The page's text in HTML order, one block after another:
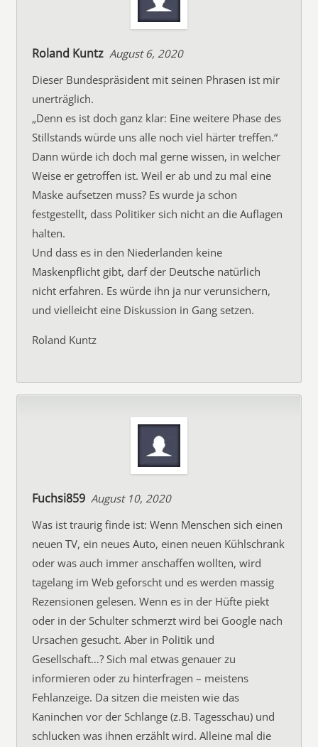
Roland Kuntz August 6, 2020
Dieser Bundespräsident mit seinen Phrasen ist mir
unerträglich.
„Denn es ist doch ganz klar: Eine weitere Phase des
Stillstands würde uns alle noch viel härter treffen.“
Dann würde ich doch mal gerne wissen, in welcher
Weise er getroffen ist. Weil er ab und zu mal eine
Maske aufsetzen muss? Es wurde ja schon
festgestellt, dass Politiker sich nicht an die Auflagen
halten.
Und dass es in den Niederlanden keine
Maskenpflicht gibt, darf der Deutsche natürlich
nicht erfahren. Es würde ihn ja nur verunsichern,
und vielleicht eine Diskussion in Gang setzen.
Roland Kuntz
Fuchsi859 August 10, 2020
Was ist traurig finde ist: Wenn Menschen sich einen
neuen TV, ein neues Auto, einen neuen Kühlschrank
oder was auch immer anschaffen wollten, wird
tagelang im Web geforscht und es werden massig
Rezensionen gelesen. Wenn es in der Hüfte piekt
oder in der Schulter schmerzt wird bei Google nach
Ursachen gesucht. Aber in Politik und
Gesellschaft…? Sich mal etwas genauer zu
informieren oder zu hinterfragen – meistens
Fehlanzeige. Da sitzen die meisten wie das
Kaninchen vor der Schlange (z.B. Tagesschau) und
schlucken was ihnen erzählt wird. Alleine mal die